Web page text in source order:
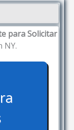
para Solicitar
NY.